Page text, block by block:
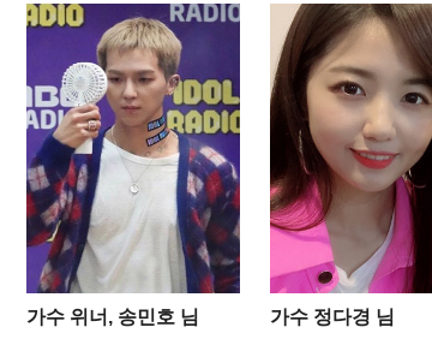
가수 위너, 송민호 님 가수 정다경 님